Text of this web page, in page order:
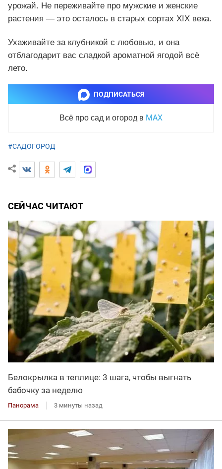
урожай. Не переживайте про мужские и женские
растения — это осталось в старых сортах XIX века.
Ухаживайте за клубникой с любовью, и она
отблагодарит вас сладкой ароматной ягодой всё
лето.
ПОДПИСАТЬСЯ
Всё про сад и огород в MAX
#САДОГОРОД
СЕЙЧАС ЧИТАЮТ
Белокрылка в теплице: 3 шага, чтобы выгнать
бабочку за неделю
Панорама 3 минуты назад